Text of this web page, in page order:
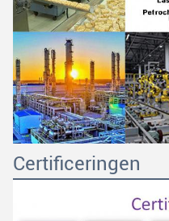
Certificeringen